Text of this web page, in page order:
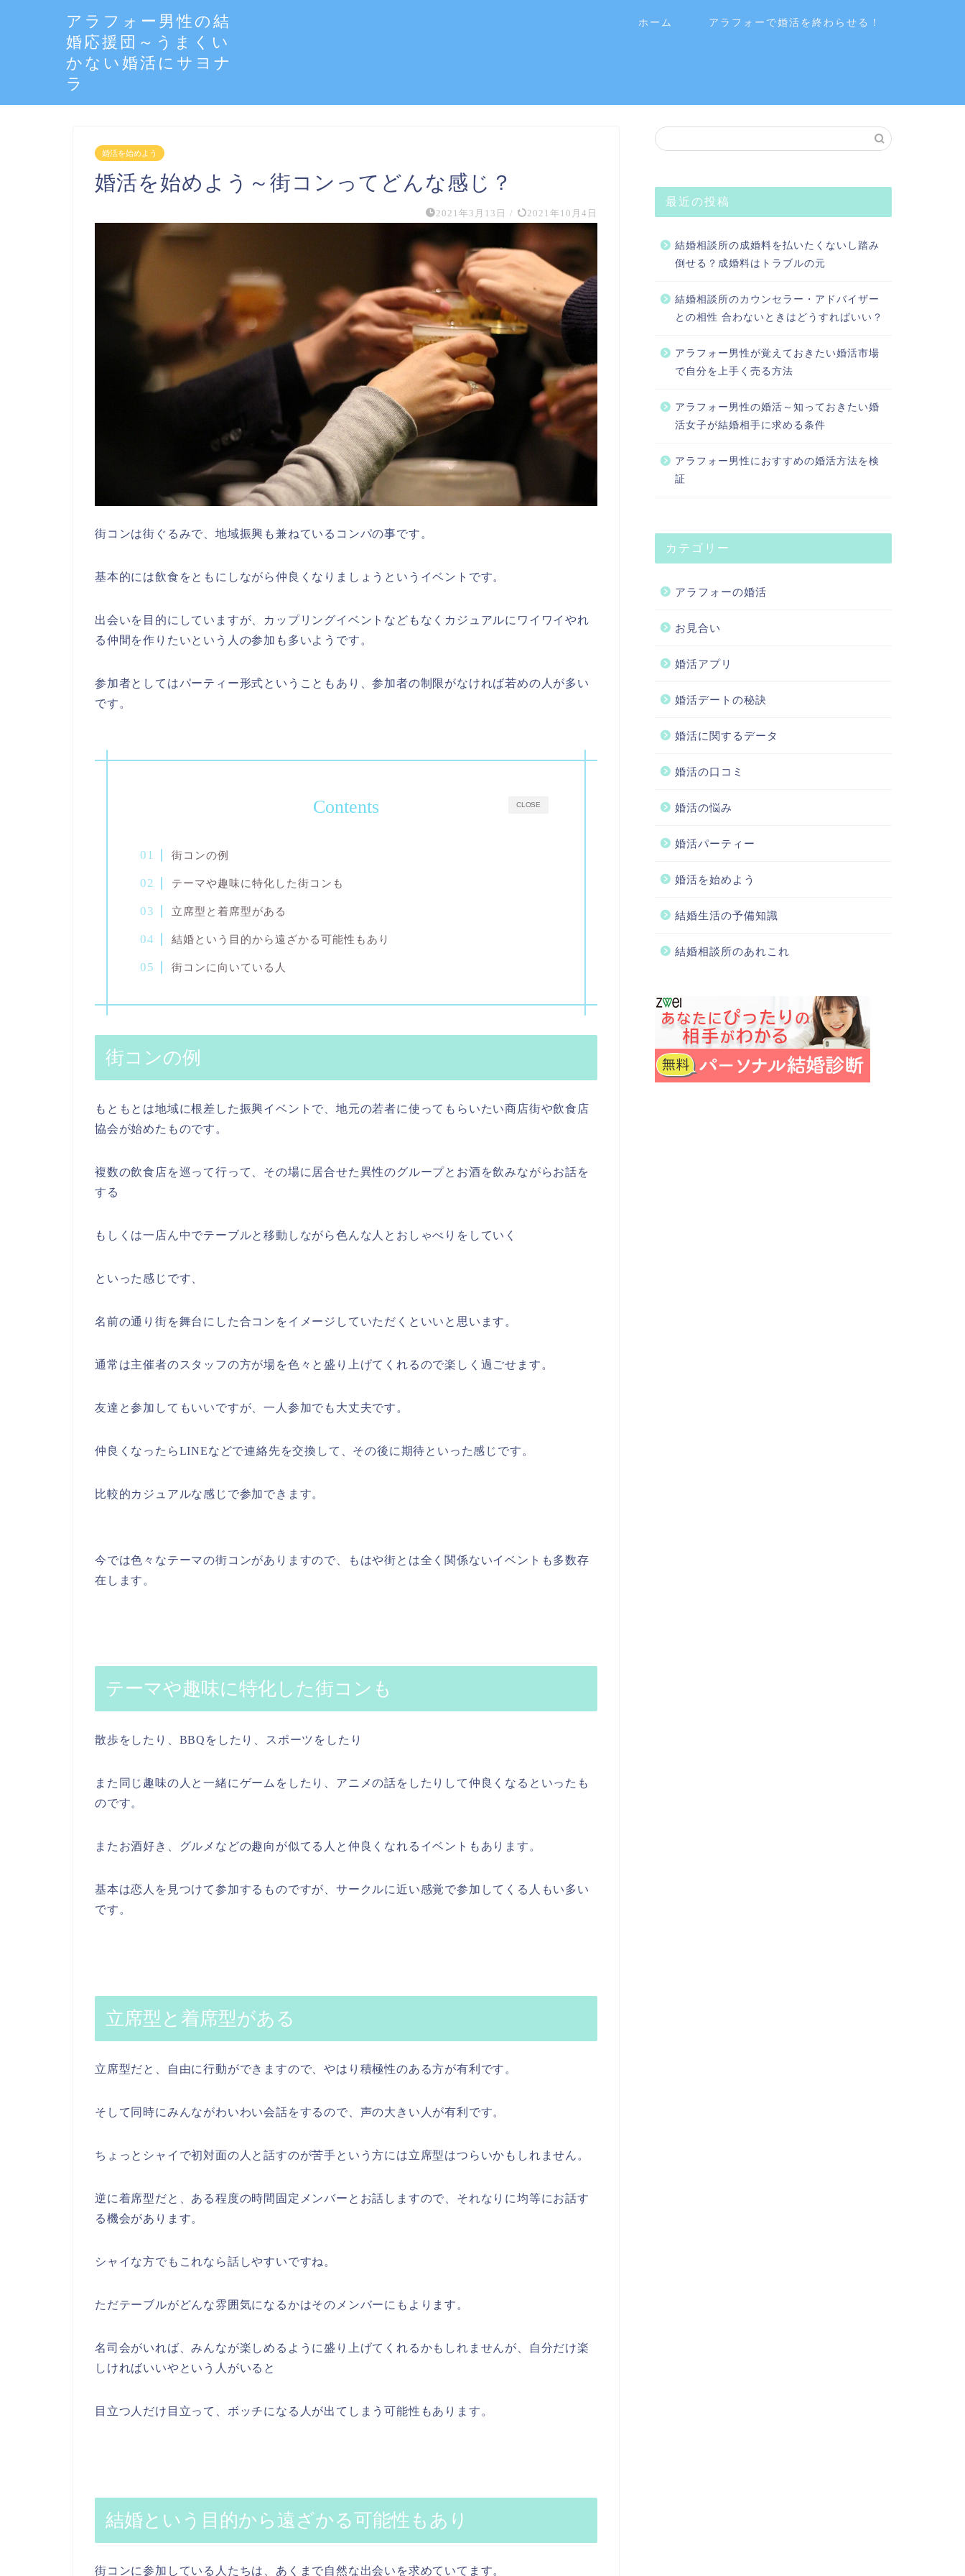
アラフォー男性の結
婚応援団～うまくい
かない婚活にサヨナ
ラ
ホーム アラフォーで婚活を終わらせる！
婚活を始めよう
婚活を始めよう～街コンってどんな感じ？
2021年3月13日 / 2021年10月4日
街コンは街ぐるみで、地域振興も兼ねているコンパの事です。
基本的には飲食をともにしながら仲良くなりましょうというイベントです。
出会いを目的にしていますが、カップリングイベントなどもなくカジュアルにワイワイやれ
る仲間を作りたいという人の参加も多いようです。
参加者としてはパーティー形式ということもあり、参加者の制限がなければ若めの人が多い
です。
CLOSE
Contents
街コンの例
テーマや趣味に特化した街コンも
立席型と着席型がある
結婚という目的から遠ざかる可能性もあり
街コンに向いている人
街コンの例
もともとは地域に根差した振興イベントで、地元の若者に使ってもらいたい商店街や飲食店
協会が始めたものです。
複数の飲食店を巡って行って、その場に居合せた異性のグループとお酒を飲みながらお話を
する
もしくは一店ん中でテーブルと移動しながら色んな人とおしゃべりをしていく
といった感じです、
名前の通り街を舞台にした合コンをイメージしていただくといいと思います。
通常は主催者のスタッフの方が場を色々と盛り上げてくれるので楽しく過ごせます。
友達と参加してもいいですが、一人参加でも大丈夫です。
仲良くなったらLINEなどで連絡先を交換して、その後に期待といった感じです。
比較的カジュアルな感じで参加できます。
今では色々なテーマの街コンがありますので、もはや街とは全く関係ないイベントも多数存
在します。
テーマや趣味に特化した街コンも
散歩をしたり、BBQをしたり、スポーツをしたり
また同じ趣味の人と一緒にゲームをしたり、アニメの話をしたりして仲良くなるといったも
のです。
またお酒好き、グルメなどの趣向が似てる人と仲良くなれるイベントもあります。
基本は恋人を見つけて参加するものですが、サークルに近い感覚で参加してくる人もい多い
です。
立席型と着席型がある
立席型だと、自由に行動ができますので、やはり積極性のある方が有利です。
そして同時にみんながわいわい会話をするので、声の大きい人が有利です。
ちょっとシャイで初対面の人と話すのが苦手という方には立席型はつらいかもしれません。
逆に着席型だと、ある程度の時間固定メンバーとお話しますので、それなりに均等にお話す
る機会があります。
シャイな方でもこれなら話しやすいですね。
ただテーブルがどんな雰囲気になるかはそのメンバーにもよります。
名司会がいれば、みんなが楽しめるように盛り上げてくれるかもしれませんが、自分だけ楽
しければいいやという人がいると
目立つ人だけ目立って、ボッチになる人が出てしまう可能性もあります。
結婚という目的から遠ざかる可能性もあり
街コンに参加している人たちは、あくまで自然な出会いを求めていてます。
最近の投稿
結婚相談所の成婚料を払いたくないし踏み
倒せる？成婚料はトラブルの元
結婚相談所のカウンセラー・アドバイザー
との相性 合わないときはどうすればいい？
アラフォー男性が覚えておきたい婚活市場
で自分を上手く売る方法
アラフォー男性の婚活～知っておきたい婚
活女子が結婚相手に求める条件
アラフォー男性におすすめの婚活方法を検
証
カテゴリー
アラフォーの婚活
お見合い
婚活アプリ
婚活デートの秘訣
婚活に関するデータ
婚活の口コミ
婚活の悩み
婚活パーティー
婚活を始めよう
結婚生活の予備知識
結婚相談所のあれこれ